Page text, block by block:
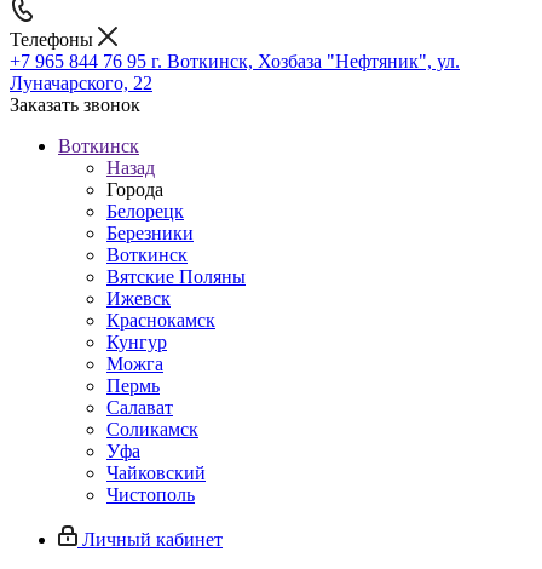
Телефоны
+7 965 844 76 95 г. Воткинск, Хозбаза "Нефтяник", ул.
Луначарского, 22
Заказать звонок
Воткинск
Назад
Города
Белорецк
Березники
Воткинск
Вятские Поляны
Ижевск
Краснокамск
Кунгур
Можга
Пермь
Салават
Соликамск
Уфа
Чайковский
Чистополь
Личный кабинет